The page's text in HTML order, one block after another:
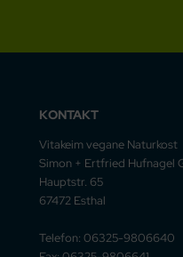
KONTAKT
Vitakeim vegane Naturkost
Simon + Ertfried Hufnagel
Hauptstr. 65
67472 Esthal
Telefon: 06325-9806640